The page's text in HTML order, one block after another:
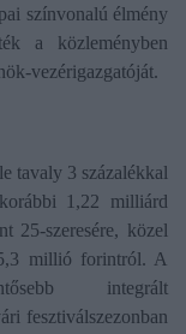
színvonalú élmény
a közleményben
vezérigazgatóját.
tavaly 3 százalékkal
1,22 milliárd
25-szeresére, közel
millió forintról. A
integrált
fesztiválszezonban